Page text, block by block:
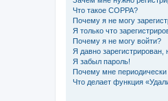
Что такое COPPA?
Почему я не могу
Я только что
Почему я не могу войти?
Я давно
Я забыл пароль!
Почему мне периодически
Что делает функция